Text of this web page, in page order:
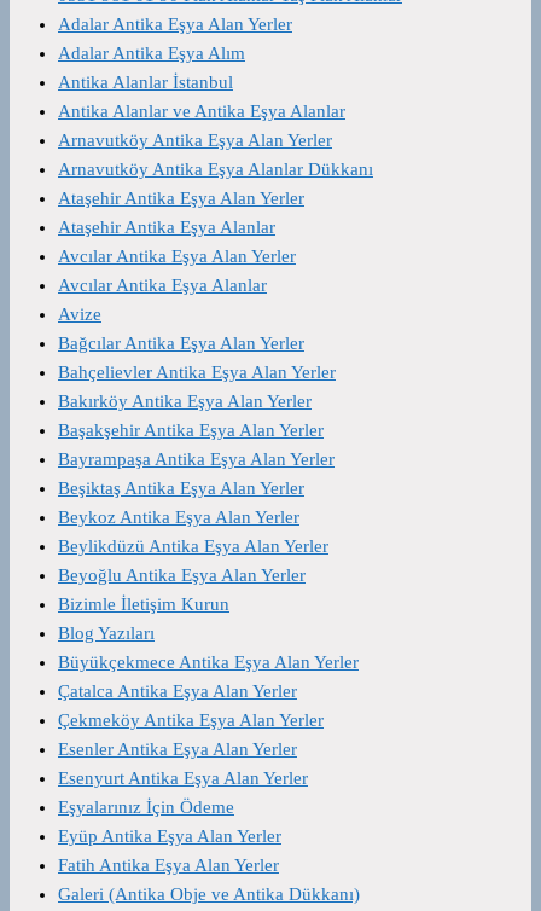
Adalar Antika Eşya Alan Yerler
Adalar Antika Eşya Alım
Antika Alanlar İstanbul
Antika Alanlar ve Antika Eşya Alanlar
Arnavutköy Antika Eşya Alan Yerler
Arnavutköy Antika Eşya Alanlar Dükkanı
Ataşehir Antika Eşya Alan Yerler
Ataşehir Antika Eşya Alanlar
Avcılar Antika Eşya Alan Yerler
Avcılar Antika Eşya Alanlar
Avize
Bağcılar Antika Eşya Alan Yerler
Bahçelievler Antika Eşya Alan Yerler
Bakırköy Antika Eşya Alan Yerler
Başakşehir Antika Eşya Alan Yerler
Bayrampaşa Antika Eşya Alan Yerler
Beşiktaş Antika Eşya Alan Yerler
Beykoz Antika Eşya Alan Yerler
Beylikdüzü Antika Eşya Alan Yerler
Beyoğlu Antika Eşya Alan Yerler
Bizimle İletişim Kurun
Blog Yazıları
Büyükçekmece Antika Eşya Alan Yerler
Çatalca Antika Eşya Alan Yerler
Çekmeköy Antika Eşya Alan Yerler
Esenler Antika Eşya Alan Yerler
Esenyurt Antika Eşya Alan Yerler
Eşyalarınız İçin Ödeme
Eyüp Antika Eşya Alan Yerler
Fatih Antika Eşya Alan Yerler
Galeri (Antika Obje ve Antika Dükkanı)